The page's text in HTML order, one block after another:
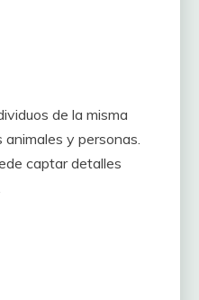
de la misma
y personas.
captar detalles